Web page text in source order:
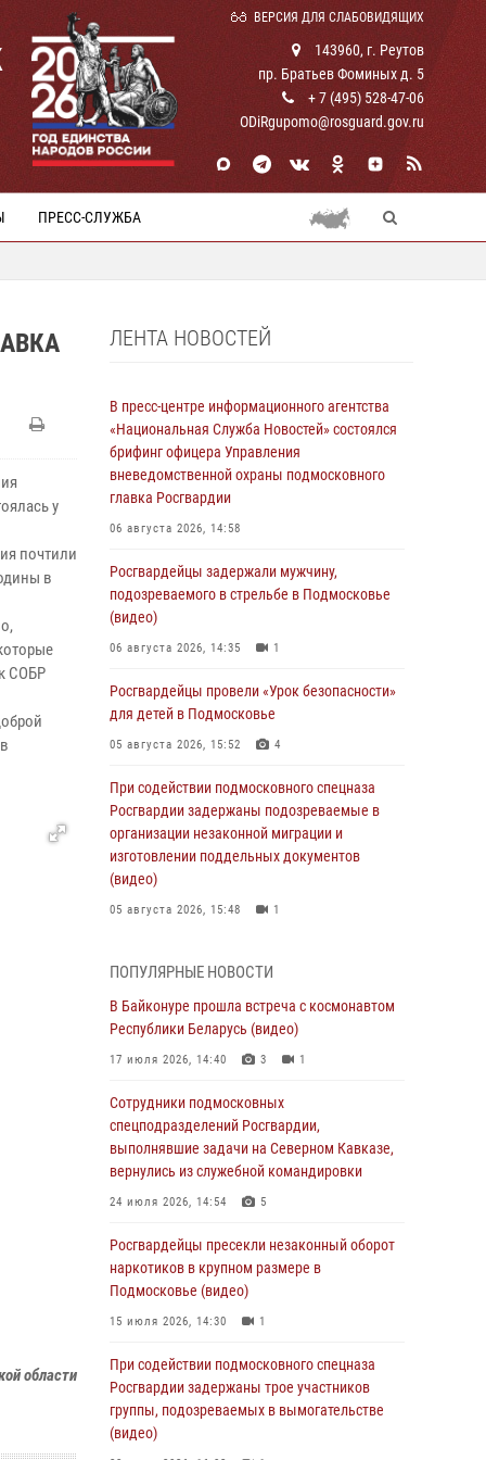
ВЕРСИЯ ДЛЯ СЛАБОВИДЯЩИХ
143960, г. Реутов
пр. Братьев Фоминых д. 5
+ 7 (495) 528-47-06
ODiRgupomo@rosguard.gov.ru
ПРЕСС-СЛУЖБА
у
почтили
в
СОБР
области
ЛЕНТА НОВОСТЕЙ
В пресс-центре информационного агентства
«Национальная Служба Новостей» состоялся
брифинг офицера Управления
вневедомственной охраны подмосковного
главка Росгвардии
06 августа 2026, 14:58
Росгвардейцы задержали мужчину,
подозреваемого в стрельбе в Подмосковье
(видео)
06 августа 2026, 14:35 1
Росгвардейцы провели «Урок безопасности»
для детей в Подмосковье
05 августа 2026, 15:52 4
При содействии подмосковного спецназа
Росгвардии задержаны подозреваемые в
организации незаконной миграции и
изготовлении поддельных документов
(видео)
05 августа 2026, 15:48 1
подмосковного главка Росгвардии
отработали навыки огневой подготовки на
комплексных учениях
04 августа 2026, 12:21
За прошедший месяц росгвардейцы 7386 раз
выезжали по сигналам «Тревога» с
охраняемых объектов в Подмосковье
04 августа 2026, 12:15
супермаркета в Подмосковье (видео)
03 августа 2026, 15:32 1
Подмосковье (видео)
03 августа 2026, 15:08 1
В Подмосковье отметили годовщину со Дня
ПОПУЛЯРНЫЕ НОВОСТИ
В Байконуре прошла встреча с космонавтом
Республики Беларусь (видео)
17 июля 2026, 14:40 3 1
Сотрудники подмосковных
спецподразделений Росгвардии,
выполнявшие задачи на Северном Кавказе,
вернулись из служебной командировки
24 июля 2026, 14:54 5
Росгвардейцы пресекли незаконный оборот
наркотиков в крупном размере в
Подмосковье (видео)
15 июля 2026, 14:30 1
При содействии подмосковного спецназа
Росгвардии задержаны трое участников
группы, подозреваемых в вымогательстве
(видео)